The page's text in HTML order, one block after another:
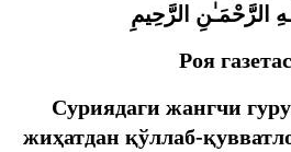
الرَّحْمَـٰنِ الرَّحِيمِ
Роя
Суриядаги жангчи
жиҳатдан қўллаб-